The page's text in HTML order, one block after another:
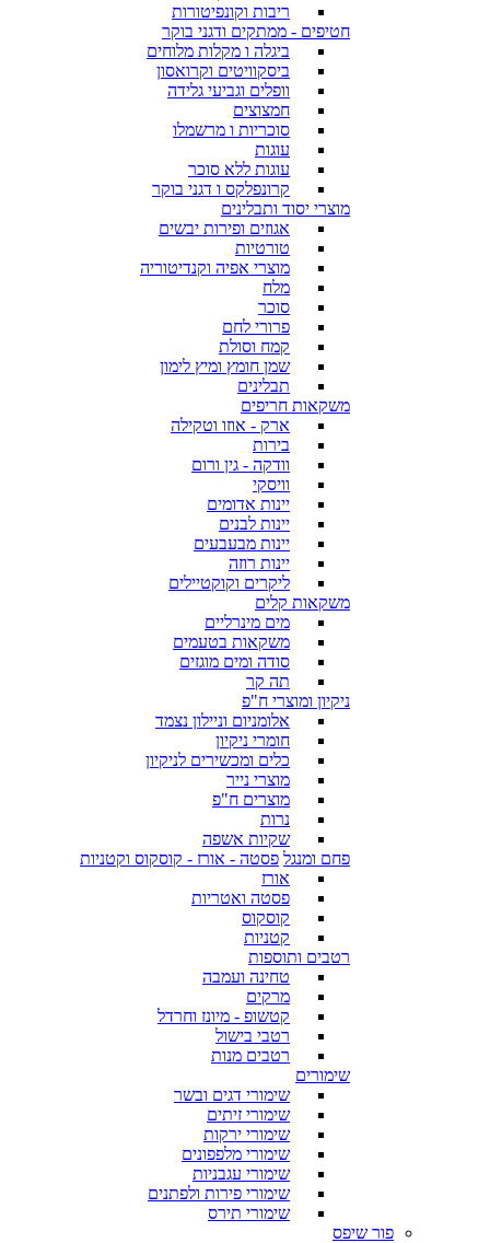
ריבות וקונפיטורות
חטיפים - ממתקים ודגני בוקר
ביגלה ו מקלות מלוחים
ביסקוויטים וקרואסון
וופלים וגביעי גלידה
חמצוצים
סוכריות ו מרשמלו
עוגות
עוגות ללא סוכר
קרונפלקס ו דגני בוקר
מוצרי יסוד ותבלינים
אגוזים ופירות יבשים
טורטיות
מוצרי אפיה וקנדיטוריה
מלח
סוכר
פרורי לחם
קמח וסולת
שמן חומץ ומיץ לימון
תבלינים
משקאות חריפים
ארק - אוזו וטקילה
בירות
וודקה - גין ורום
וויסקי
יינות אדומים
יינות לבנים
יינות מבעבעים
יינות רוזה
ליקרים וקוקטיילים
משקאות קלים
מים מינרליים
משקאות בטעמים
סודה ומים מוגזים
תה קר
ניקיון ומוצרי ח"פ
אלומניום וניילון נצמד
חומרי ניקיון
כלים ומכשירים לניקיון
מוצרי נייר
מוצרים ח"פ
נרות
שקיות אשפה
פחם ומנגל פסטה - אורז - קוסקוס וקטניות
אורז
פסטה ואטריות
קוסקוס
קטניות
רטבים ותוספות
טחינה ועמבה
מרקים
קטשופ - מיונז וחרדל
רטבי בישול
רטבים מנות
שימורים
שימורי דגים ובשר
שימורי זיתים
שימורי ירקות
שימורי מלפפונים
שימורי עגבניות
שימורי פירות ולפתנים
שימורי תירס
פור שיפס